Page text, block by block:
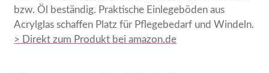
bzw. Öl beständig. Praktische Einlegeböden aus
Acrylglas schaffen Platz für Pflegebedarf und Windeln.
> Direkt zum Produkt bei amazon.de